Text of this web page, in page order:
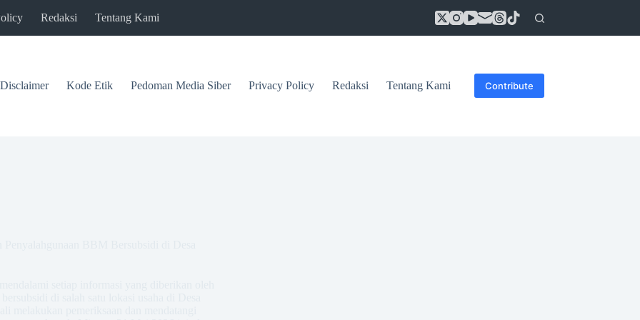
Redaksi Tentang Kami
Disclaimer Kode Etik Pedoman Media Siber Privacy Policy Redaksi Tentang Kami Contribute